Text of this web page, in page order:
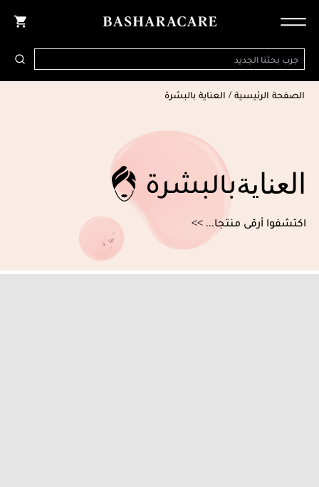
الصفحة الرئيسية/ العناية بالبشرة
العنايةبالبشرة
اكتشفوا أرقى منتجا... >>